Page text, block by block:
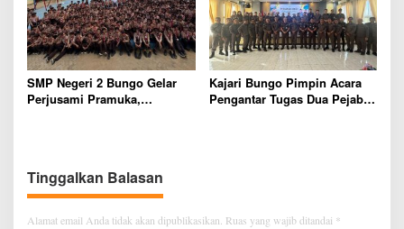
polri Pusat
SMP Negeri 2 Bungo Gelar
Perjusami Pramuka,
Kajari Bungo Pimpin Acara
Pengantar Tugas Dua Pejabat
Tinggalkan Balasan
Alamat email Anda tidak akan dipublikasikan. Ruas yang wajib ditandai *